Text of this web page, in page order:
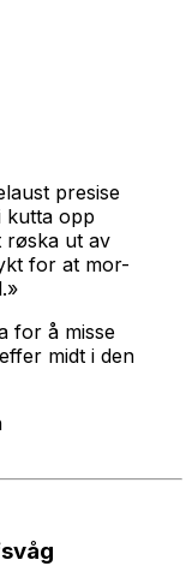
presise
kutta opp
røska ut av
for at mor-
for å misse
midt i den